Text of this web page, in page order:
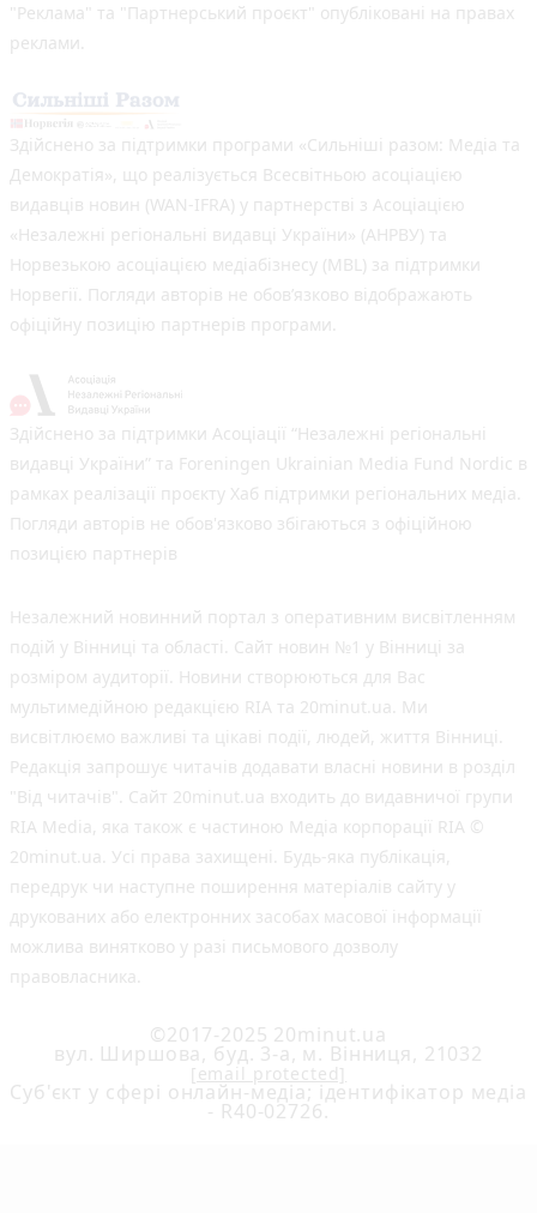
"Реклама" та "Партнерський проєкт" опубліковані на правах
реклами.
Здійснено за підтримки програми «Сильніші разом: Медіа та
Демократія», що реалізується Всесвітньою асоціацією
видавців новин (WAN-IFRA) у партнерстві з Асоціацією
«Незалежні регіональні видавці України» (АНРВУ) та
Норвезькою асоціацією медіабізнесу (MBL) за підтримки
Норвегії. Погляди авторів не обов’язково відображають
офіційну позицію партнерів програми.
Здійснено за підтримки Асоціації “Незалежні регіональні
видавці України” та Foreningen Ukrainian Media Fund Nordic в
рамках реалізації проєкту Хаб підтримки регіональних медіа.
Погляди авторів не обов'язково збігаються з офіційною
позицією партнерів
Незалежний новинний портал з оперативним висвітленням
подій у Вінниці та області. Сайт новин №1 у Вінниці за
розміром аудиторії. Новини створюються для Вас
мультимедійною редакцією RIA та 20minut.ua. Ми
висвітлюємо важливі та цікаві події, людей, життя Вінниці.
Редакція запрошує читачів додавати власні новини в розділ
"Від читачів". Сайт 20minut.ua входить до видавничої групи
RIA Media, яка також є частиною Медіа корпорації RIA ©
20minut.ua. Усі права захищені. Будь-яка публiкацiя,
передрук чи наступне поширення матеріалів сайту у
друкованих або електронних засобах масової інформації
можлива винятково у разі письмового дозволу
правовласника.
©2017-2025 20minut.ua
вул. Ширшова, буд. 3-а, м. Вінниця, 21032
[email protected]
Cуб'єкт у сфері онлайн-медіа; ідентифікатор медіа
- R40-02726.